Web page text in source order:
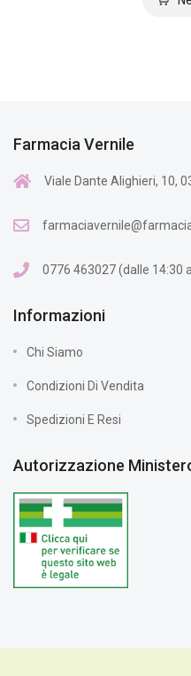
Farmacia Vernile
Viale Dante Alighieri, 10,
0776 463027 (dalle 14:30
Informazioni
Chi Siamo
Condizioni Di Vendita
Spedizioni E Resi
Autorizzazione